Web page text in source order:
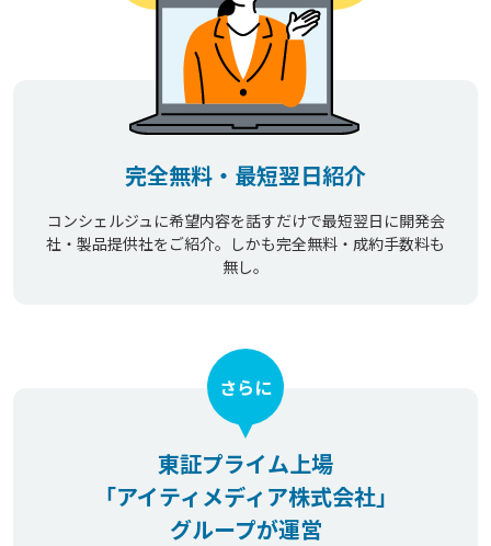
完全無料・最短翌日紹介
コンシェルジュに希望内容を話すだけで最短翌日に開発会
社・製品提供社をご紹介。しかも完全無料・成約手数料も
無し。
東証プライム上場
「アイティメディア株式会社」
グループが運営
さらに